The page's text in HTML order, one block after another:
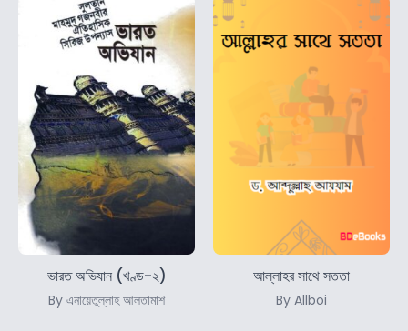
ভারত অভিযান (খণ্ড-২)
By এনায়েতুল্লাহ আলতামাশ
আল্লাহর সাথে সততা
By Allboi